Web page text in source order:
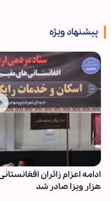
پیشنهاد ویژه
هزار ویزا صادر شد